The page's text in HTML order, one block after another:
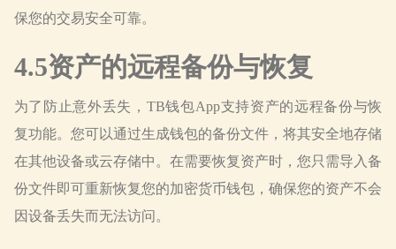
保您的交易安全可靠。
4.5资产的远程备份与恢复
为了防止意外丢失，TB钱包App支持资产的远程备份与恢
复功能。您可以通过生成钱包的备份文件，将其安全地存储
在其他设备或云存储中。在需要恢复资产时，您只需导入备
份文件即可重新恢复您的加密货币钱包，确保您的资产不会
因设备丢失而无法访问。